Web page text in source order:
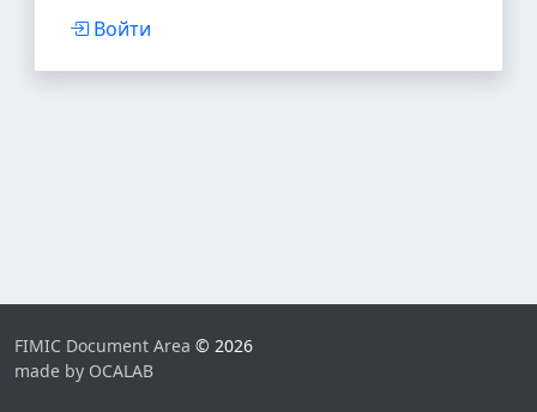
Войти
FIMIC Document Area © 2026
made by OCALAB